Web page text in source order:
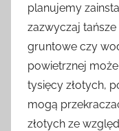
planujemy
zazwyczaj
gruntowe czy
powietrznej
tysięcy złotych,
mogą
złotych ze